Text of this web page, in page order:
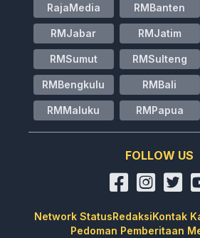
RajaMedia RMBanten
RMJabar RMJatim
RMSumut RMSulteng
RMBengkulu RMBali
RMMaluku RMPapua
FOLLOW US
Network StatusRedaksiKontak
Pedoman Pemberitaan